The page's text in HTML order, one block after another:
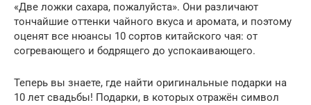
«Две ложки сахара, пожалуйста». Они различают
тончайшие оттенки чайного вкуса и аромата, и поэтому
оценят все нюансы 10 сортов китайского чая: от
согревающего и бодрящего до успокаивающего.
Теперь вы знаете, где найти оригинальные подарки на
10 лет свадьбы! Подарки, в которых отражён символ